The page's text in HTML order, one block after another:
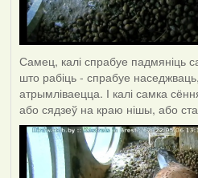
Самец, калі спрабуе падмяніць
што рабіць - спрабуе
атрымліваецца. І калі самка
або сядзеў на краю нішы, або